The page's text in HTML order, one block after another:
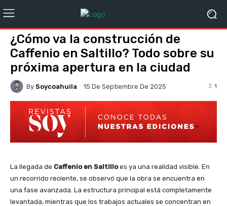
¿Cómo va la construcción de
Caffenio en Saltillo? Todo sobre su
próxima apertura en la ciudad
By Soycoahuila 15 De Septiembre De 2025 1
La llegada de Caffenio en Saltilloes ya una realidad visible. En
un recorrido reciente, se observó que la obra se encuentra en
una fase avanzada. La estructura principal está completamente
levantada, mientras que los trabajos actuales se concentran en